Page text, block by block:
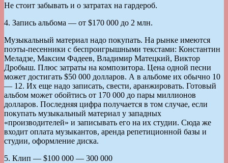
Не стоит забывать и о затратах на гардероб.
4. Запись альбома — от $170 000 до 2 млн.
Музыкальный материал надо покупать. На рынке имеются
поэты-песенники с беспроигрышными текстами: Константин
Меладзе, Максим Фадеев, Владимир Матецкий, Виктор
Дробыш. Плюс затраты на композитора. Цена одной песни
может достигать $50 000 долларов. А в альбоме их обычно 10
— 12. Их еще надо записать, свести, аранжировать. Готовый
альбом может обойтись от 170 000 до пары миллионов
долларов. Последняя цифра получается в том случае, если
покупать музыкальный материал у западных
«производителей» и записывать его на их студии. Сюда же
входит оплата музыкантов, аренда репетиционной базы и
студии, оформление диска.
5. Клип — $100 000 — 300 000